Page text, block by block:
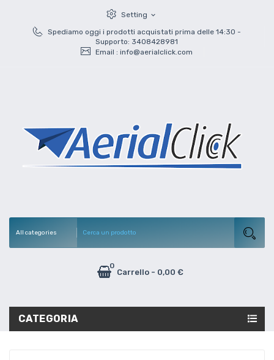
Setting expand_more
Spediamo oggi i prodotti acquistati prima delle 14:30 -
Supporto: 3408428981
Email : info@aerialclick.com
Carrello
0
- 0,00 €
CATEGORIA